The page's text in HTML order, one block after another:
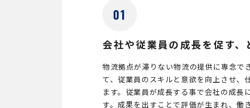
01
会社や従業員の成長を促す、
物流拠点が滞りない物流の提供に専念で
て、従業員のスキルと意欲を向上させ、
ます。従業員が成長する事で会社の成長
す。成果を出すことで評価が生まれ、働